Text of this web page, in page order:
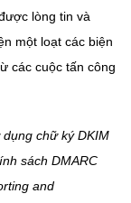
lòng tin và
một loạt các biện
các cuộc tấn công
chữ ký DKIM
sách DMARC
and